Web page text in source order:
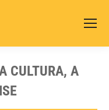
CULTURA, A